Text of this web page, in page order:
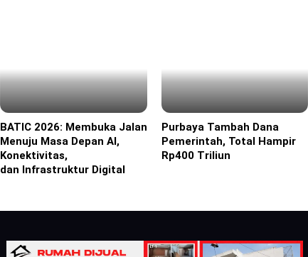
Advertorial
BATIC 2026: Membuka Jalan
Menuju Masa Depan AI,
Konektivitas,
dan Infrastruktur Digital
Headline
Purbaya Tambah Dana
Pemerintah, Total Hampir
Rp400 Triliun